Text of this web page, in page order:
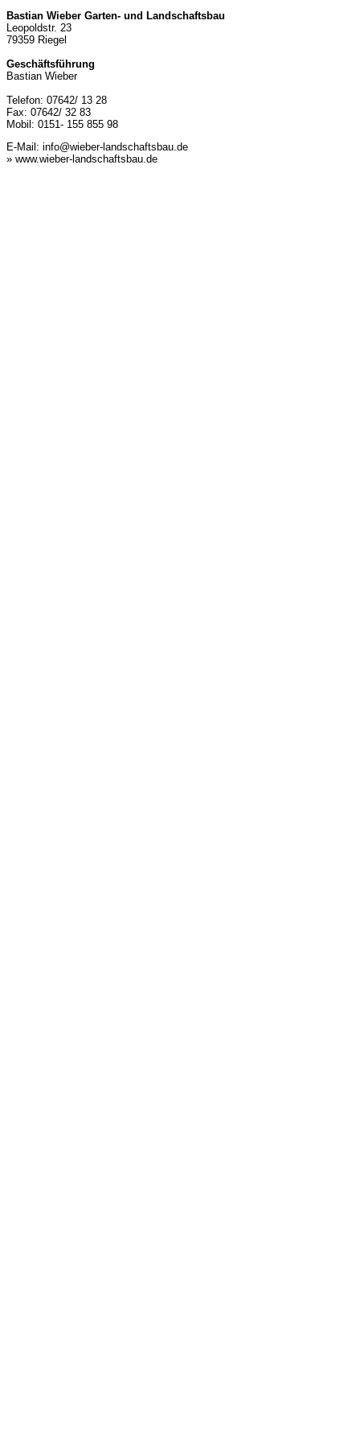
Bastian Wieber Garten- und Landschaftsbau
Leopoldstr. 23
79359 Riegel
Geschäftsführung
Bastian Wieber
Telefon: 07642/ 13 28
Fax: 07642/ 32 83
Mobil: 0151- 155 855 98
E-Mail: info@wieber-landschaftsbau.de
» www.wieber-landschaftsbau.de